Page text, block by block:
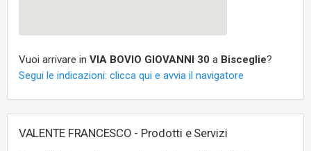
Vuoi arrivare in VIA BOVIO GIOVANNI 30 a Bisceglie?
Segui le indicazioni: clicca qui e avvia il navigatore
VALENTE FRANCESCO - Prodotti e Servizi